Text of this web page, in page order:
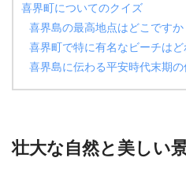
喜界町についてのクイズ
喜界島の最高地点はどこですか
喜界町で特に有名なビーチはど
喜界島に伝わる平安時代末期
壮大な自然と美しい